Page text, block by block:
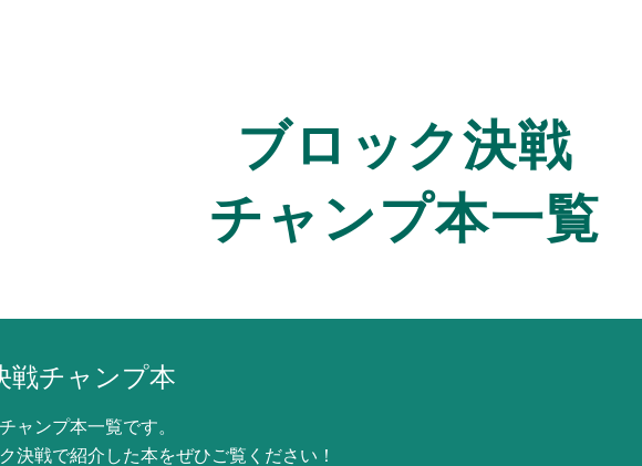
ブロック決戦
チャンプ本一覧
戦チャンプ本
ャンプ本一覧です。
決戦で紹介した本をぜひご覧ください！